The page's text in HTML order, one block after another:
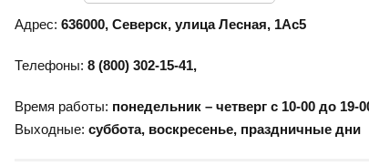
Адрес: 636000, Северск, улица Лесная, 1Ас5
Телефоны: 8 (800) 302-15-41,
Время работы: понедельник – четверг с 10-00 до 19-
Выходные: суббота, воскресенье, праздничные дни